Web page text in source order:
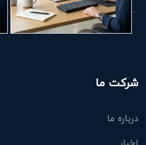
شرکت ما
درباره ما